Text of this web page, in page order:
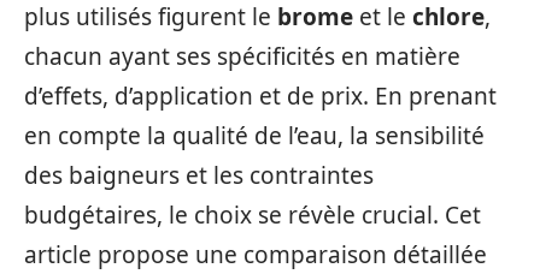
plus utilisés figurent le brome et le chlore,
chacun ayant ses spécificités en matière
d’effets, d’application et de prix. En prenant
en compte la qualité de l’eau, la sensibilité
des baigneurs et les contraintes
budgétaires, le choix se révèle crucial. Cet
article propose une comparaison détaillée